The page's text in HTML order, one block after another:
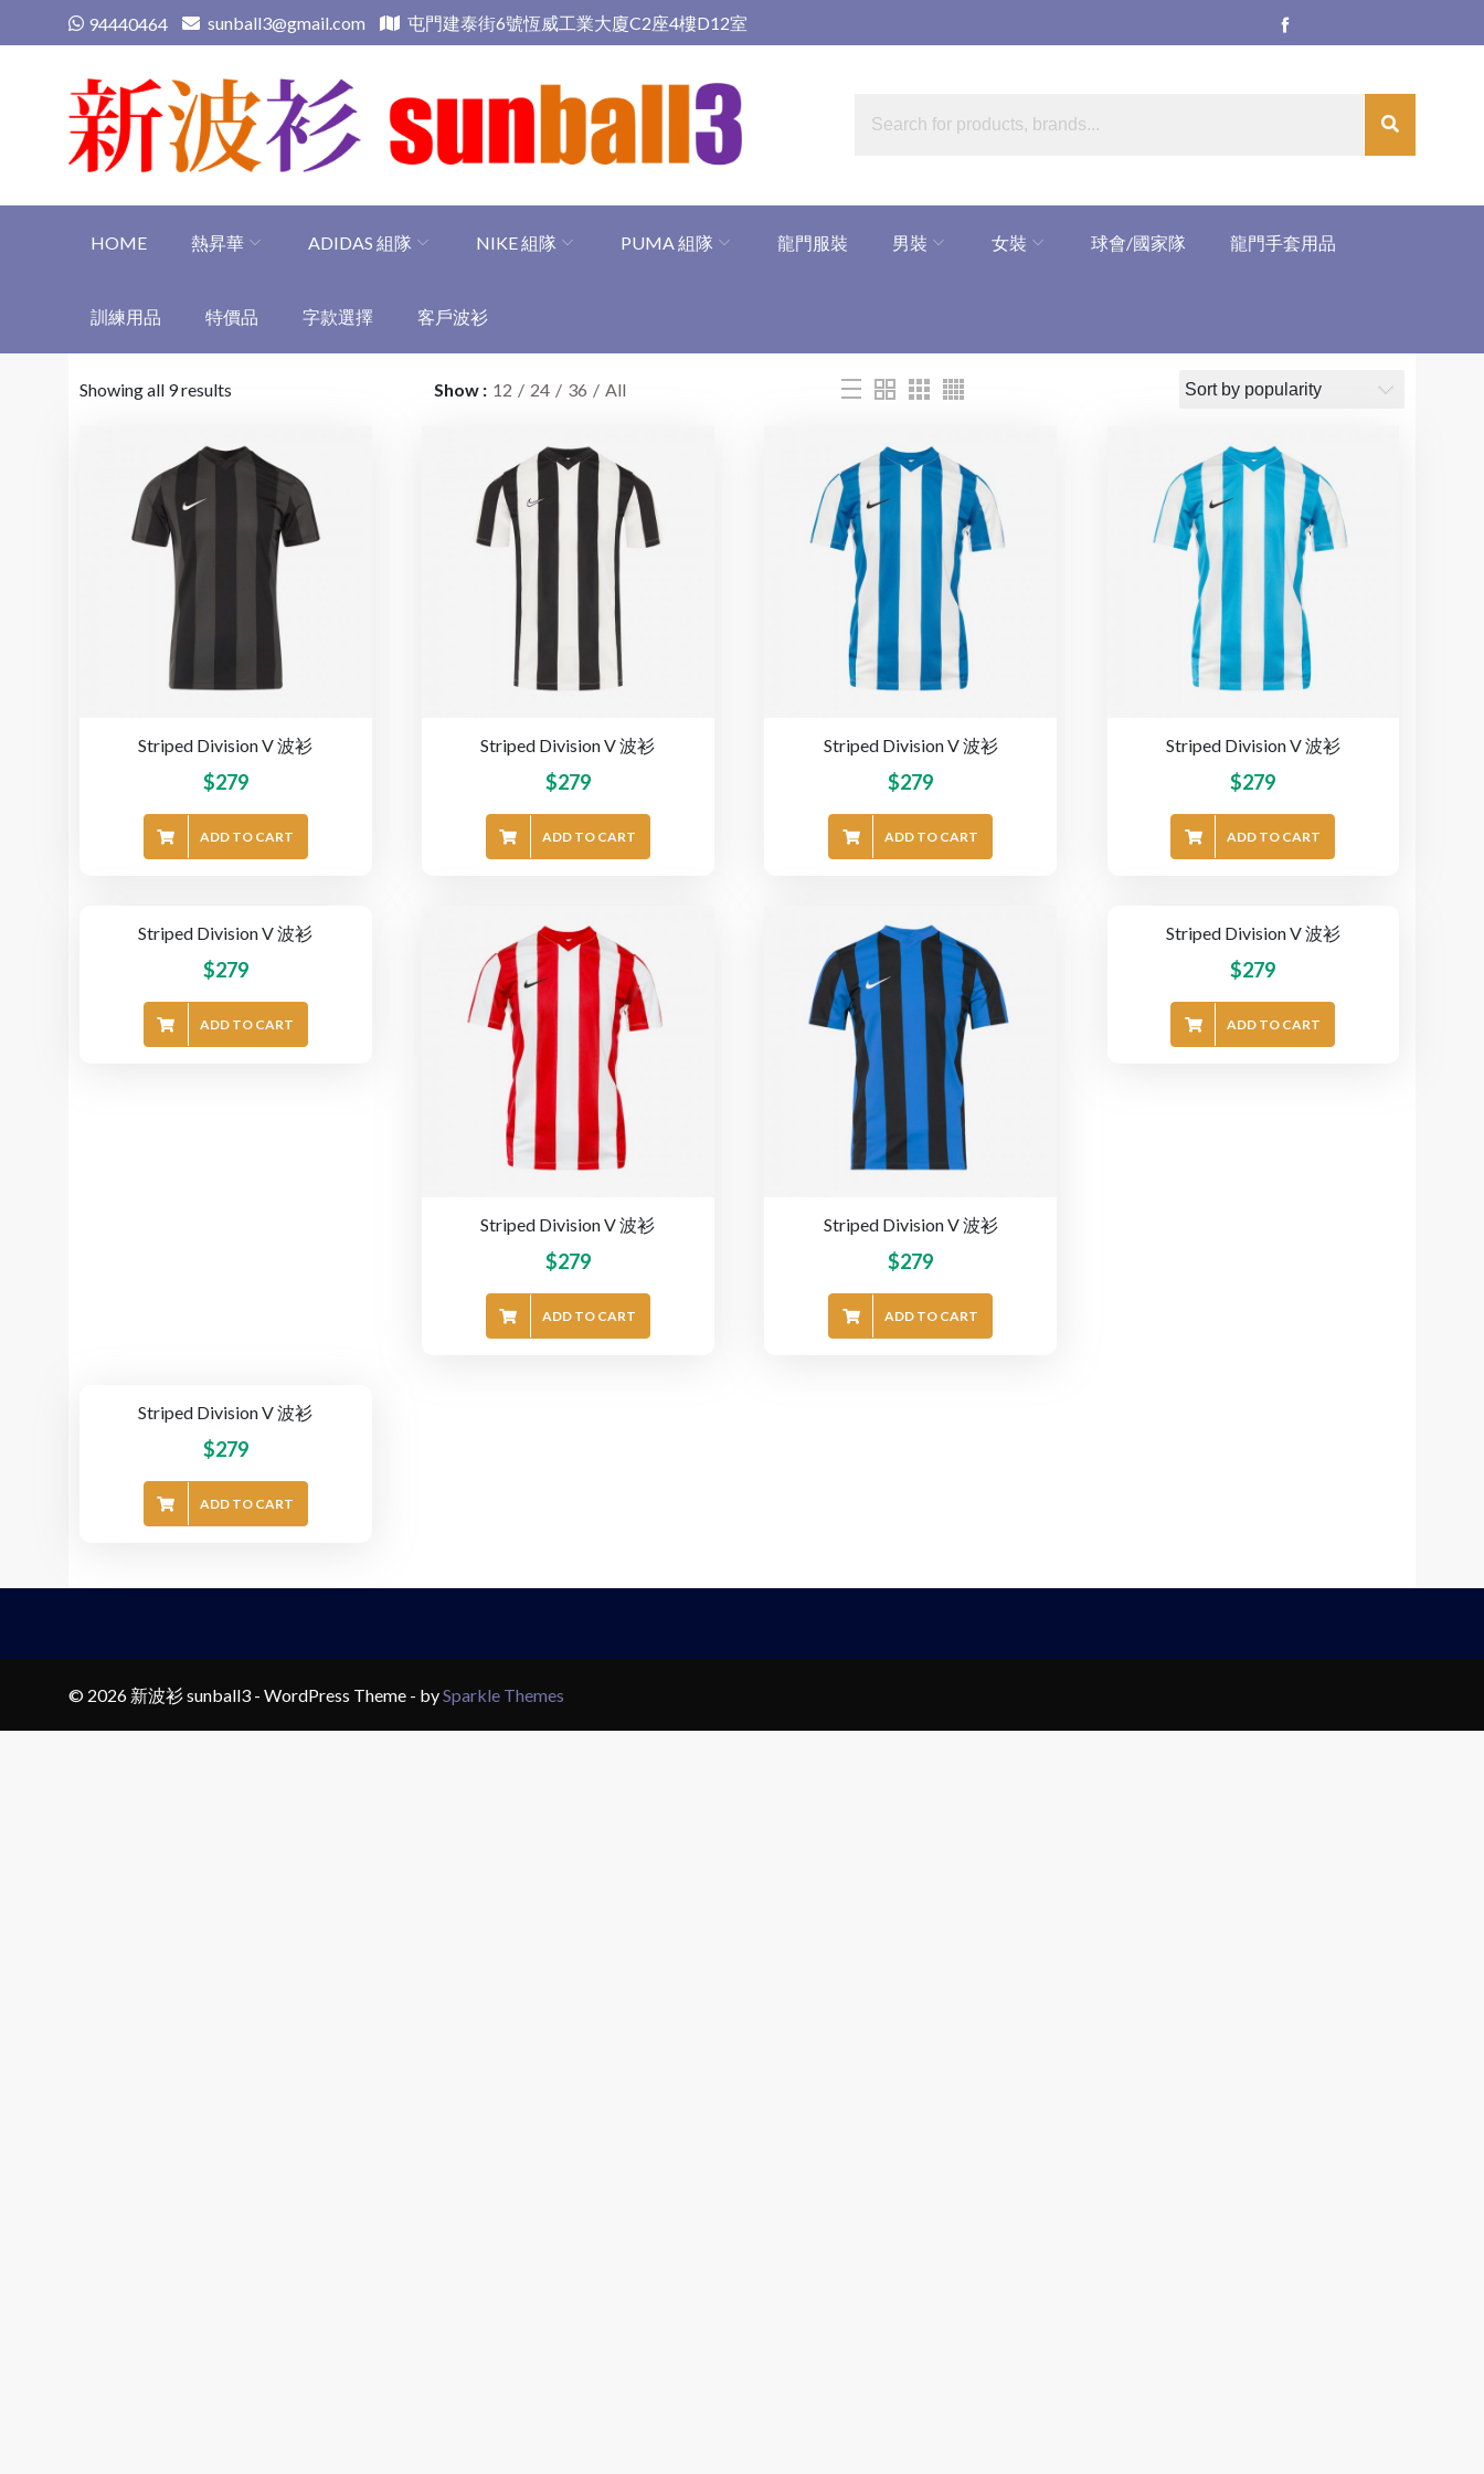
to
94440464 sunball3@gmail.com 屯門建泰街6號恆威工業大廈C2座4樓D12室
HOME 熱昇華 ADIDAS 組隊 NIKE 組隊 PUMA 組隊 龍門服裝 男裝 女裝 球會/國家隊 龍門手套用品
訓練用品 特價品 字款選擇 客戶波衫
Showing all 9 results Show 12 24 36 All
Striped Division V 波衫
$279
ADD TO CART
Striped Division V 波衫
$279
ADD TO CART
Striped Division V 波衫
$279
ADD TO CART
Striped Division V 波衫
$279
ADD TO CART
Striped Division V 波衫
$279
ADD TO CART
Striped Division V 波衫
$279
ADD TO CART
Striped Division V 波衫
$279
ADD TO CART
Striped Division V 波衫
$279
ADD TO CART
Striped Division V 波衫
$279
ADD TO CART
© 2026 新波衫 sunball3 - WordPress Theme - bySparkle Themes